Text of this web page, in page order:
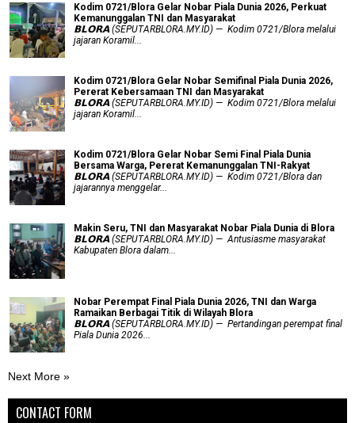
Kodim 0721/Blora Gelar Nobar Piala Dunia 2026, Perkuat
Kemanunggalan TNI dan Masyarakat
𝗕𝗟𝗢𝗥𝗔 (SEPUTARBLORA.MY.ID) — Kodim 0721/Blora melalui
jajaran Koramil...
Kodim 0721/Blora Gelar Nobar Semifinal Piala Dunia 2026,
Pererat Kebersamaan TNI dan Masyarakat
𝗕𝗟𝗢𝗥𝗔 (SEPUTARBLORA.MY.ID) — Kodim 0721/Blora melalui
jajaran Koramil...
Kodim 0721/Blora Gelar Nobar Semi Final Piala Dunia
Bersama Warga, Pererat Kemanunggalan TNI-Rakyat
𝗕𝗟𝗢𝗥𝗔 (SEPUTARBLORA.MY.ID) — Kodim 0721/Blora dan
jajarannya menggelar...
Makin Seru, TNI dan Masyarakat Nobar Piala Dunia di Blora
𝗕𝗟𝗢𝗥𝗔 (SEPUTARBLORA.MY.ID) — Antusiasme masyarakat
Kabupaten Blora dalam...
Nobar Perempat Final Piala Dunia 2026, TNI dan Warga
Ramaikan Berbagai Titik di Wilayah Blora
𝗕𝗟𝗢𝗥𝗔 (SEPUTARBLORA.MY.ID) — Pertandingan perempat final
Piala Dunia 2026...
Next More »
CONTACT FORM